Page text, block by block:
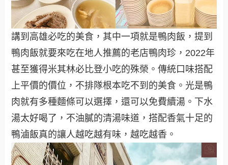
講到高雄必吃的美食，其中一項就是鴨肉飯，提到
鴨肉飯就要來吃在地人推薦的老店鴨肉珍，2022年
甚至獲得米其林必比登小吃的殊榮。傳統口味搭配
上平價的價位，不排隊根本吃不到的美食。光是鴨
肉就有多種麵條可以選擇，還可以免費續湯。下水
湯太好喝了，不油膩的清湯味道，搭配香氣十足的
鴨滷飯真的讓人越吃越有味，越吃越香。